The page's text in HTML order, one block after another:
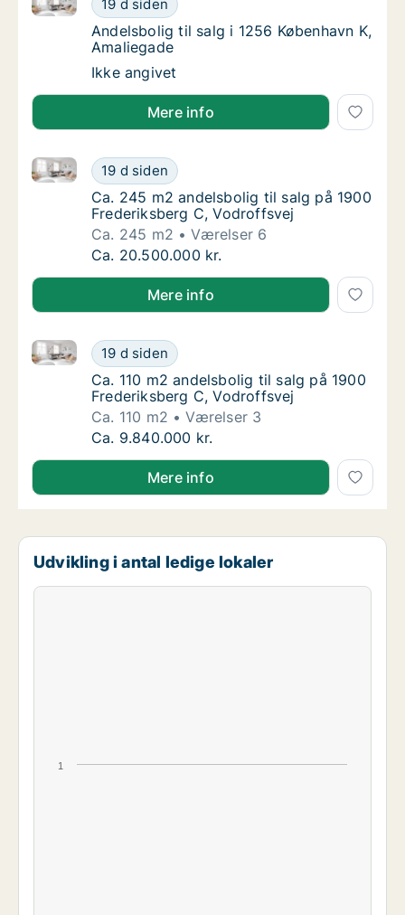
19 d siden
Andelsbolig til salg i 1256 København K,
Andelsbolig til salg i 1256 København K,
Amaliegade
Andelsbolig til salg i 1256 København K,
Ikke angivet
Mere info
Ca. 245 m2 andelsbolig til salg på 1900
19 d siden
Ca. 245 m2 andelsbolig til salg på 1900
Ca. 245 m2 andelsbolig til salg på 1900
Ca. 245 m2 andelsbolig til salg på 1900
Frederiksberg C, Vodroffsvej
Ca. 245 m2
Værelser 6
Ca. 245 m2 andelsbolig til salg på 1900
Ca. 20.500.000 kr.
Mere info
Ca. 110 m2 andelsbolig til salg på 1900
19 d siden
Ca. 110 m2 andelsbolig til salg på 1900
Ca. 110 m2 andelsbolig til salg på 1900
Ca. 110 m2 andelsbolig til salg på 1900
Frederiksberg C, Vodroffsvej
Ca. 110 m2
Værelser 3
Ca. 110 m2 andelsbolig til salg på 1900
Ca. 9.840.000 kr.
Mere info
Udvikling i antal ledige lokaler
1